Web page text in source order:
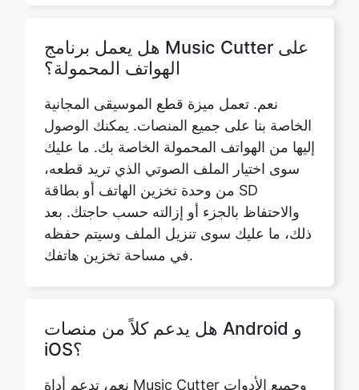
الخاصة بنا على جميع المنصات. يمكنك الوصول
إليها من الهواتف المحمولة الخاصة بك. ما عليك
سوى اختيار الملف الصوتي الذي تريد قطعه،
من وحدة تخزين الهاتف أو بطاقة SD
والاحتفاظ بالجزء أو إزالته حسب حاجتك. بعد
ذلك، ما عليك سوى تنزيل الملف وسيتم حفظه
في مساحة تخزين هاتفك.
هل يدعم كلاً من منصات Android و
نعم، تدعم أداة Music Cutter وجميع الأدوات
الأخرى منصات Android و iOS.